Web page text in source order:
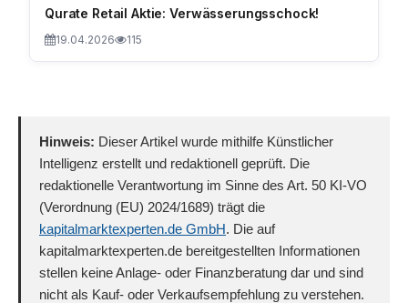
Qurate Retail Aktie: Verwässerungsschock!
19.04.2026 115
Hinweis: Dieser Artikel wurde mithilfe Künstlicher
Intelligenz erstellt und redaktionell geprüft. Die
redaktionelle Verantwortung im Sinne des Art. 50 KI-VO
(Verordnung (EU) 2024/1689) trägt die
kapitalmarktexperten.de GmbH. Die auf
kapitalmarktexperten.de bereitgestellten Informationen
stellen keine Anlage- oder Finanzberatung dar und sind
nicht als Kauf- oder Verkaufsempfehlung zu verstehen.